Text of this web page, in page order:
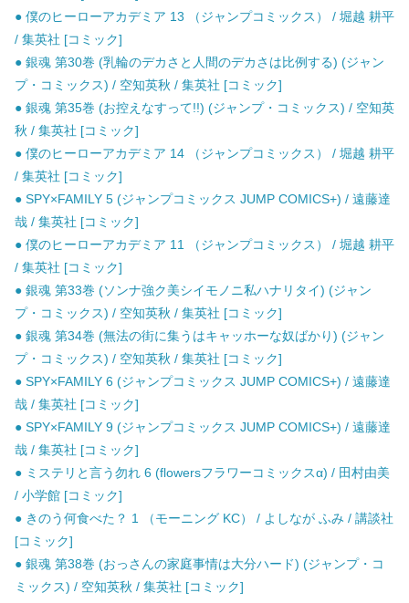
● 僕のヒーローアカデミア 13 （ジャンプコミックス） / 堀越 耕平
/ 集英社 [コミック]
● 銀魂 第30巻 (乳輪のデカさと人間のデカさは比例する) (ジャン
プ・コミックス) / 空知英秋 / 集英社 [コミック]
● 銀魂 第35巻 (お控えなすって!!) (ジャンプ・コミックス) / 空知英
秋 / 集英社 [コミック]
● 僕のヒーローアカデミア 14 （ジャンプコミックス） / 堀越 耕平
/ 集英社 [コミック]
● SPY×FAMILY 5 (ジャンプコミックス JUMP COMICS+) / 遠藤達
哉 / 集英社 [コミック]
● 僕のヒーローアカデミア 11 （ジャンプコミックス） / 堀越 耕平
/ 集英社 [コミック]
● 銀魂 第33巻 (ソンナ強ク美シイモノニ私ハナリタイ) (ジャン
プ・コミックス) / 空知英秋 / 集英社 [コミック]
● 銀魂 第34巻 (無法の街に集うはキャッホーな奴ばかり) (ジャン
プ・コミックス) / 空知英秋 / 集英社 [コミック]
● SPY×FAMILY 6 (ジャンプコミックス JUMP COMICS+) / 遠藤達
哉 / 集英社 [コミック]
● SPY×FAMILY 9 (ジャンプコミックス JUMP COMICS+) / 遠藤達
哉 / 集英社 [コミック]
● ミステリと言う勿れ 6 (flowersフラワーコミックスα) / 田村由美
/ 小学館 [コミック]
● きのう何食べた？ 1 （モーニング KC） / よしなが ふみ / 講談社
[コミック]
● 銀魂 第38巻 (おっさんの家庭事情は大分ハード) (ジャンプ・コ
ミックス) / 空知英秋 / 集英社 [コミック]